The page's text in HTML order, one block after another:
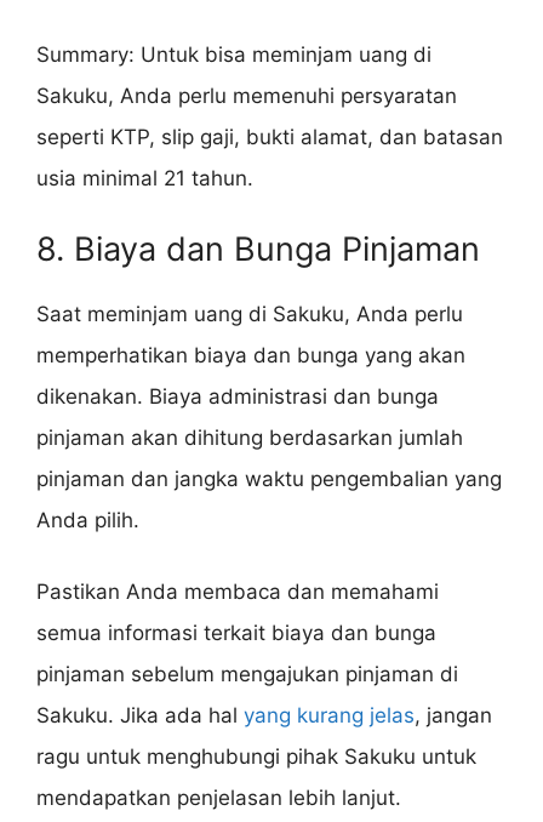
Summary: Untuk bisa meminjam uang di
Sakuku, Anda perlu memenuhi persyaratan
seperti KTP, slip gaji, bukti alamat, dan batasan
usia minimal 21 tahun.
8. Biaya dan Bunga Pinjaman
Saat meminjam uang di Sakuku, Anda perlu
memperhatikan biaya dan bunga yang akan
dikenakan. Biaya administrasi dan bunga
pinjaman akan dihitung berdasarkan jumlah
pinjaman dan jangka waktu pengembalian yang
Anda pilih.
Pastikan Anda membaca dan memahami
semua informasi terkait biaya dan bunga
pinjaman sebelum mengajukan pinjaman di
Sakuku. Jika ada hal yang kurang jelas, jangan
ragu untuk menghubungi pihak Sakuku untuk
mendapatkan penjelasan lebih lanjut.